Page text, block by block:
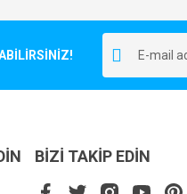
BİZİ TAKİP EDİN